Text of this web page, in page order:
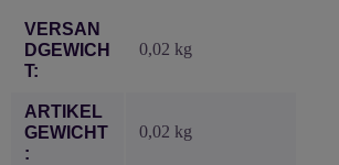
Produkteigenschaft
Wert
VERSAN
DGEWICH
T:
0,02 kg
ARTIKEL
GEWICHT
:
0,02 kg